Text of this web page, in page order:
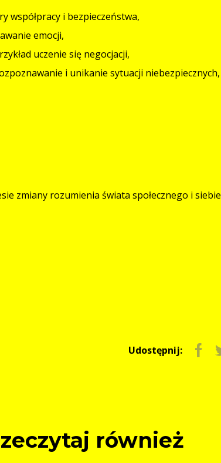
współpracy i bezpieczeństwa,
emocji,
uczenie się negocjacji,
i unikanie sytuacji niebezpiecznych,
zmiany rozumienia świata społecznego i siebie
Udostępnij:
również